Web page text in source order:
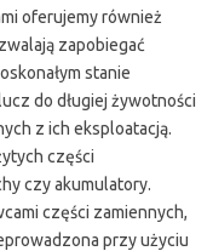
oferujemy również
zapobiegać
stanie
do długiej żywotności
z ich eksploatacją.
części
czy akumulatory.
części zamiennych,
przy użyciu